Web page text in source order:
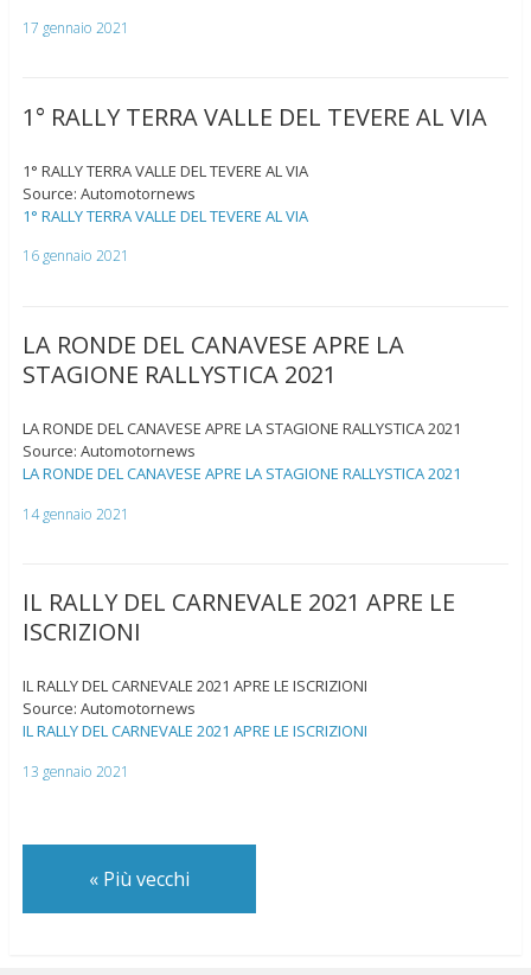
17 gennaio 2021
1° RALLY TERRA VALLE DEL TEVERE AL VIA
1° RALLY TERRA VALLE DEL TEVERE AL VIA
Source: Automotornews
1° RALLY TERRA VALLE DEL TEVERE AL VIA
16 gennaio 2021
LA RONDE DEL CANAVESE APRE LA
STAGIONE RALLYSTICA 2021
LA RONDE DEL CANAVESE APRE LA STAGIONE RALLYSTICA 2021
Source: Automotornews
LA RONDE DEL CANAVESE APRE LA STAGIONE RALLYSTICA 2021
14 gennaio 2021
IL RALLY DEL CARNEVALE 2021 APRE LE
ISCRIZIONI
IL RALLY DEL CARNEVALE 2021 APRE LE ISCRIZIONI
Source: Automotornews
IL RALLY DEL CARNEVALE 2021 APRE LE ISCRIZIONI
13 gennaio 2021
«Più vecchi